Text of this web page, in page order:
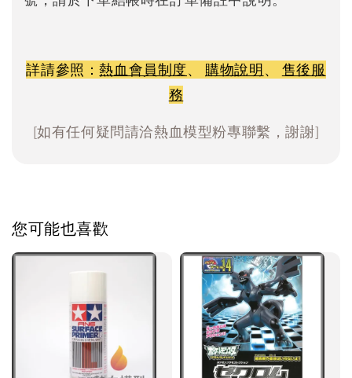
詳請參照：熱血會員制度、 購物說明、 售後服
務
[如有任何疑問請洽熱血模型粉專聯繫，謝謝]
您可能也喜歡